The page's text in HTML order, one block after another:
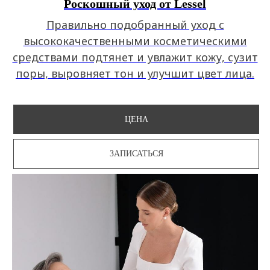
Роскошный уход от Lessel
Правильно подобранный уход c
высококачественными косметическими
средствами подтянет и увлажит кожу, сузит
поры, выровняет тон и улучшит цвет лица.
ЦЕНА
ЗАПИСАТЬСЯ